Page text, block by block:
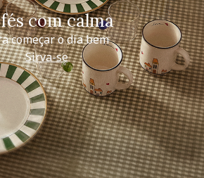
com calma
começar o dia bem
Sirva-se